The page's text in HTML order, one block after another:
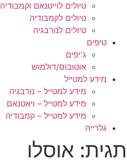
טיולים לוייטנאם וקמבודיה
טיולים לקמבודיה
טיולים לנורבגיה
טיפים
ג'יפים
אוטובוס/דולמוש
מידע למטייל
מידע למטייל – נורבגיה
מידע למטייל – ויאטנאם
מידע למטייל – קמבודיה
גלרייה
תגית: אוסלו